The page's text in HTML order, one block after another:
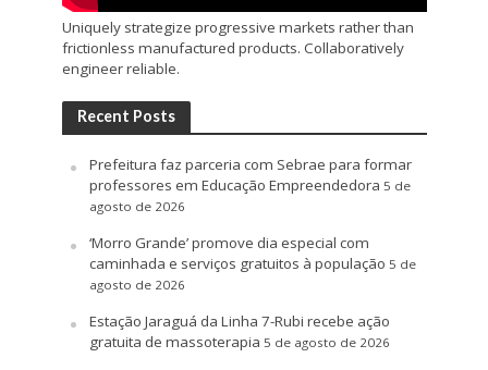
Uniquely strategize progressive markets rather than
frictionless manufactured products. Collaboratively
engineer reliable.
Recent Posts
Prefeitura faz parceria com Sebrae para formar
professores em Educação Empreendedora 5 de
agosto de 2026
‘Morro Grande’ promove dia especial com
caminhada e serviços gratuitos à população 5 de
agosto de 2026
Estação Jaraguá da Linha 7-Rubi recebe ação
gratuita de massoterapia 5 de agosto de 2026